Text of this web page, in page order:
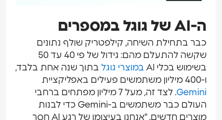
ה-AI של גוגל במספרים
כבר בתחילת השיחה, קילפטריק שולף נתונים
שקשה להתעלם מהם: גידול של פי 40 עד 50
בשימוש בכלי AI
במוצרי גוגל בתוך שנה אחת בלבד,
ו-400 מיליון משתמשים פעילים באפליקציית
Gemini
. לצד זה, מעל 7 מיליון מפתחים ברחבי
העולם כבר משתמשים ב-Gemini כדי לבנות
מוצרים חדשים. "אנחנו בעיצומו של רגע AI חסר